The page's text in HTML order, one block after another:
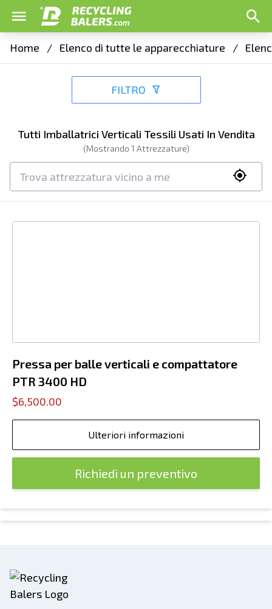
Home / Elenco di tutte le apparecchiature /
FILTRO
Tutti Imballatrici Verticali Tessili Usati In Vendita
(Mostrando 1 Attrezzature)
Pressa per balle verticali e compattatore
PTR 3400 HD
$6,500.00
Ulteriori informazioni
Richiedi un preventivo